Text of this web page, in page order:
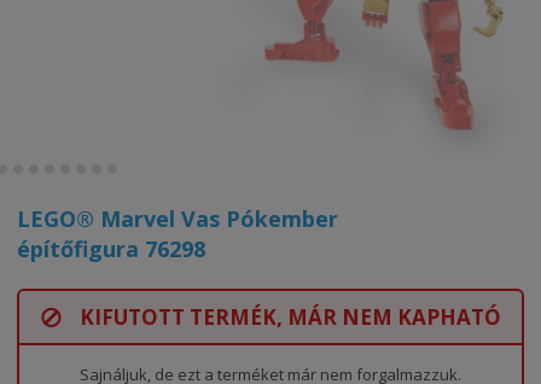
LEGO® Marvel Vas Pókember
építőfigura 76298
KIFUTOTT TERMÉK, MÁR NEM KAPHATÓ
Sajnáljuk, de ezt a terméket már nem forgalmazzuk.